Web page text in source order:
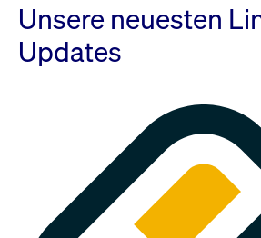
Unsere neuesten
Updates